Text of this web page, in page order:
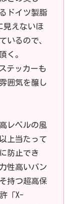
ドイツ製脂
見えないほ
いるので、
く。
テッカーも
囲気を醸し
レベルの風
上当たって
防止でき
性高いバン
持つ超高保
「X-